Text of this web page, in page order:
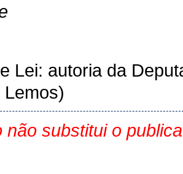
Lei: autoria da
não substitui o